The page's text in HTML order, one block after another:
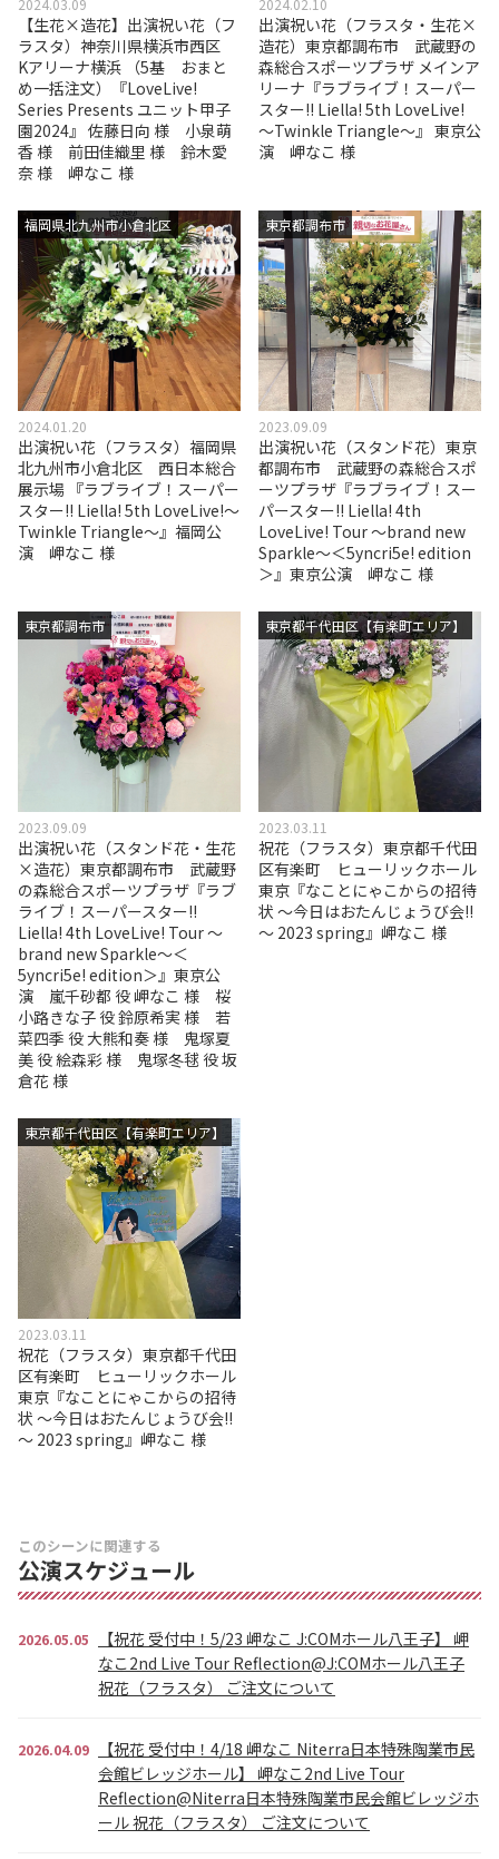
2024.03.09
【生花×造花】出演祝い花（フ
ラスタ）神奈川県横浜市西区
Kアリーナ横浜 （5基 おまと
め一括注文）『LoveLive!
Series Presents ユニット甲子
園2024』 佐藤日向 様 小泉萌
香 様 前田佳織里 様 鈴木愛
奈 様 岬なこ 様
2024.02.10
出演祝い花（フラスタ・生花×
造花）東京都調布市 武蔵野の
森総合スポーツプラザ メインア
リーナ『ラブライブ！スーパー
スター!! Liella! 5th LoveLive!
～Twinkle Triangle～』 東京公
演 岬なこ 様
福岡県北九州市小倉北区
2024.01.20
出演祝い花（フラスタ）福岡県
北九州市小倉北区 西日本総合
展示場 『ラブライブ！スーパー
スター!! Liella! 5th LoveLive!～
Twinkle Triangle～』福岡公
演 岬なこ 様
東京都調布市
2023.09.09
出演祝い花（スタンド花）東京
都調布市 武蔵野の森総合スポ
ーツプラザ『ラブライブ！スー
パースター!! Liella! 4th
LoveLive! Tour ～brand new
Sparkle～＜5yncri5e! edition
＞』東京公演 岬なこ 様
東京都調布市
2023.09.09
出演祝い花（スタンド花・生花
×造花）東京都調布市 武蔵野
の森総合スポーツプラザ『ラブ
ライブ！スーパースター!!
Liella! 4th LoveLive! Tour ～
brand new Sparkle～＜
5yncri5e! edition＞』東京公
演 嵐千砂都 役 岬なこ 様 桜
小路きな子 役 鈴原希実 様 若
菜四季 役 大熊和奏 様 鬼塚夏
美 役 絵森彩 様 鬼塚冬毬 役 坂
倉花 様
東京都千代田区【有楽町エリア】
2023.03.11
祝花（フラスタ）東京都千代田
区有楽町 ヒューリックホール
東京『なことにゃこからの招待
状 ～今日はおたんじょうび会!!
～ 2023 spring』岬なこ 様
東京都千代田区【有楽町エリア】
2023.03.11
祝花（フラスタ）東京都千代田
区有楽町 ヒューリックホール
東京『なことにゃこからの招待
状 ～今日はおたんじょうび会!!
～ 2023 spring』岬なこ 様
このシーンに関連する
公演スケジュール
2026.05.05
【祝花 受付中！5/23 岬なこ J:COMホール八王子】 岬
なこ2nd Live Tour Reflection@J:COMホール八王子
祝花（フラスタ） ご注文について
2026.04.09
【祝花 受付中！4/18 岬なこ Niterra日本特殊陶業市民
会館ビレッジホール】 岬なこ2nd Live Tour
Reflection@Niterra日本特殊陶業市民会館ビレッジホ
ール 祝花（フラスタ） ご注文について